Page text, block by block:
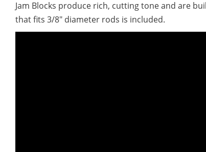
Jam Blocks produce rich, cutting tone and are
that fits 3/8″ diameter rods is included.